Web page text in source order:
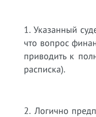
1. Указанный
что вопрос
приводить к
расписка).
2. Логично